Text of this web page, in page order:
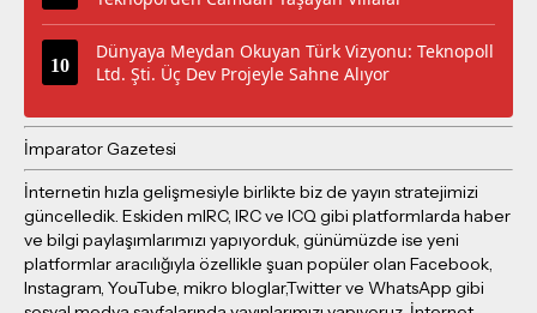
Dünyaya Meydan Okuyan Türk Vizyonu: Teknopoll
Ltd. Şti. Üç Dev Projeyle Sahne Alıyor
İmparator Gazetesi
İnternetin hızla gelişmesiyle birlikte biz de yayın stratejimizi
güncelledik. Eskiden mIRC, IRC ve ICQ gibi platformlarda haber
ve bilgi paylaşımlarımızı yapıyorduk, günümüzde ise yeni
platformlar aracılığıyla özellikle şuan popüler olan Facebook,
Instagram, YouTube, mikro bloglar,Twitter ve WhatsApp gibi